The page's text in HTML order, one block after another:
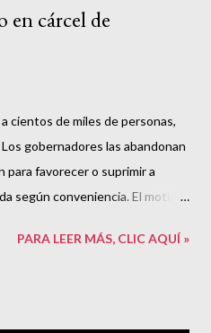
cárcel de
cientos de miles de personas,
gobernadores las abandonan
para favorecer o suprimir a
según conveniencia. El motín
PARA LEER MÁS, CLIC AQUÍ »